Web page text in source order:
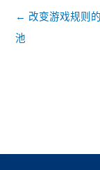
导
← 改变游戏规则
池